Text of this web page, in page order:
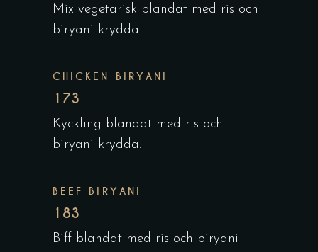
Mix vegetarisk blandat med ris och
biryani krydda.
CHICKEN BIRYANI
173
Kyckling blandat med ris och
biryani krydda.
BEEF BIRYANI
183
Biff blandat med ris och biryani